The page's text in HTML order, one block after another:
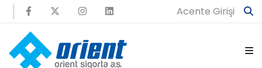
Acente Girişi